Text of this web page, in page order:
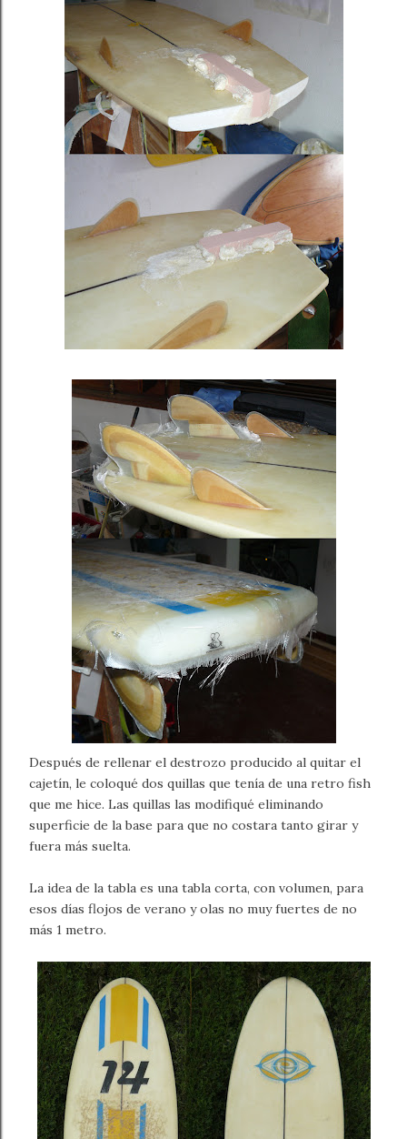
Después de rellenar el destrozo producido al quitar el
cajetín, le coloqué dos quillas que tenía de una retro fish
que me hice. Las quillas las modifiqué eliminando
superficie de la base para que no costara tanto girar y
fuera más suelta.
La idea de la tabla es una tabla corta, con volumen, para
esos días flojos de verano y olas no muy fuertes de no
más 1 metro.